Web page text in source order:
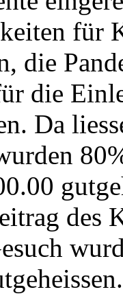
für
die
die
Da
des